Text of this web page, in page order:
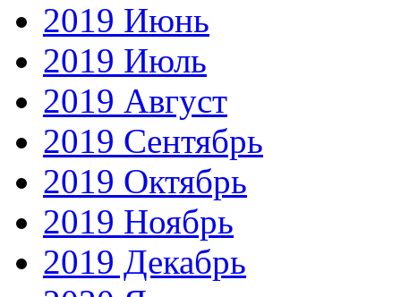
2019 Июнь
2019 Июль
2019 Август
2019 Сентябрь
2019 Октябрь
2019 Ноябрь
2019 Декабрь